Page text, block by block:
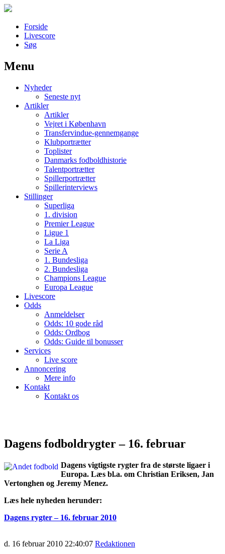
Forside
Livescore
Søg
Наши партнеры
лучшие займы
Menu
Nyheder
Seneste nyt
Artikler
Artikler
Vejret i København
Transfervindue-gennemgange
Klubportrætter
Toplister
Danmarks fodboldhistorie
Talentportrætter
Spillerportrætter
Spillerinterviews
Stillinger
Superliga
1. division
Premier League
Ligue 1
La Liga
Serie A
1. Bundesliga
2. Bundesliga
Champions League
Europa League
Livescore
Odds
Anmeldelser
Odds: 10 gode råd
Odds: Ordbog
Odds: Guide til bonusser
Services
Live score
Annoncering
Mere info
Kontakt
Kontakt os
Dagens fodboldrygter – 16. februar
Dagens vigtigste rygter fra de største ligaer i
Europa. Læs bl.a. om Christian Eriksen, Jan
Vertonghen og Jeremy Menez.
Læs hele nyheden herunder:
Dagens rygter – 16. februar 2010
d. 16 februar 2010 22:40:07 Redaktionen